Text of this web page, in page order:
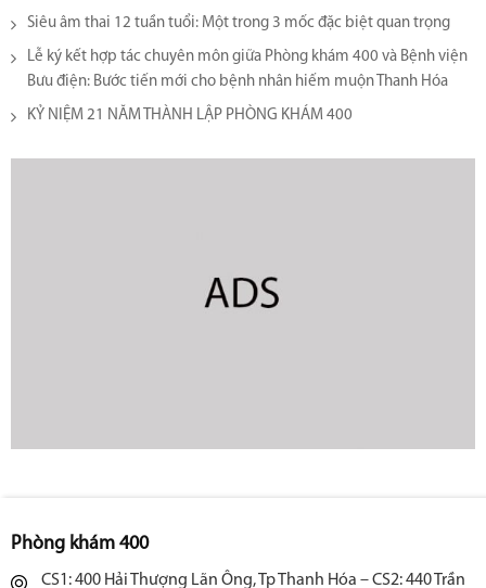
Siêu âm thai 12 tuần tuổi: Một trong 3 mốc đặc biệt quan trọng
Lễ ký kết hợp tác chuyên môn giữa Phòng khám 400 và Bệnh viện
Bưu điện: Bước tiến mới cho bệnh nhân hiếm muộn Thanh Hóa
KỶ NIỆM 21 NĂM THÀNH LẬP PHÒNG KHÁM 400
Phòng khám 400
CS1: 400 Hải Thượng Lãn Ông, Tp Thanh Hóa – CS2: 440 Trần